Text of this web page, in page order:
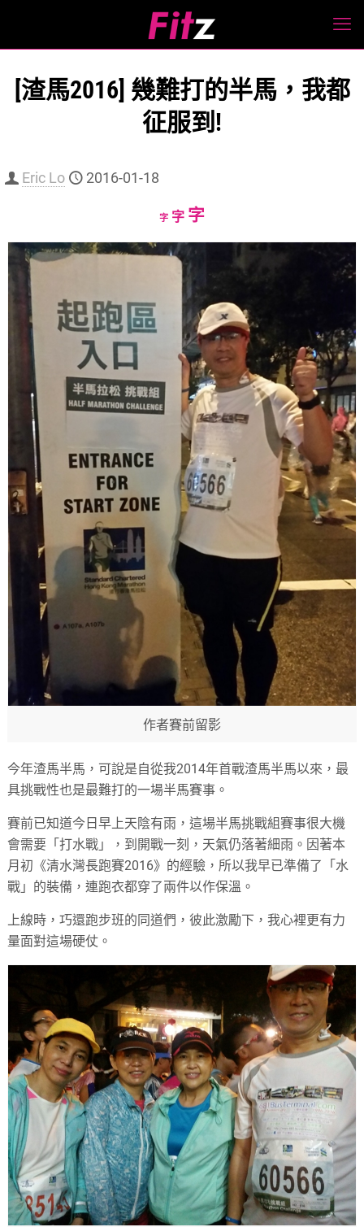
[渣馬2016] 幾難打的半馬，我都
征服到!
Eric Lo 2016-01-18
字Decrease
size.
字Reset
size.
字Increase
size.
作者賽前留影
今年渣馬半馬，可說是自從我2014年首戰渣馬半馬以來，最
具挑戰性也是最難打的一場半馬賽事。
賽前已知道今日早上天陰有雨，這場半馬挑戰組賽事很大機
會需要「打水戰」，到開戰一刻，天氣仍落著細雨。因著本
月初《清水灣長跑賽2016》的經驗，所以我早已準備了「水
戰」的裝備，連跑衣都穿了兩件以作保溫。
上線時，巧還跑步班的同道們，彼此激勵下，我心裡更有力
量面對這場硬仗。